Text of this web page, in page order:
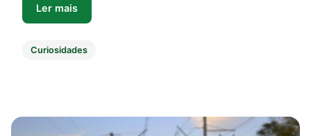
Ler mais
Curiosidades